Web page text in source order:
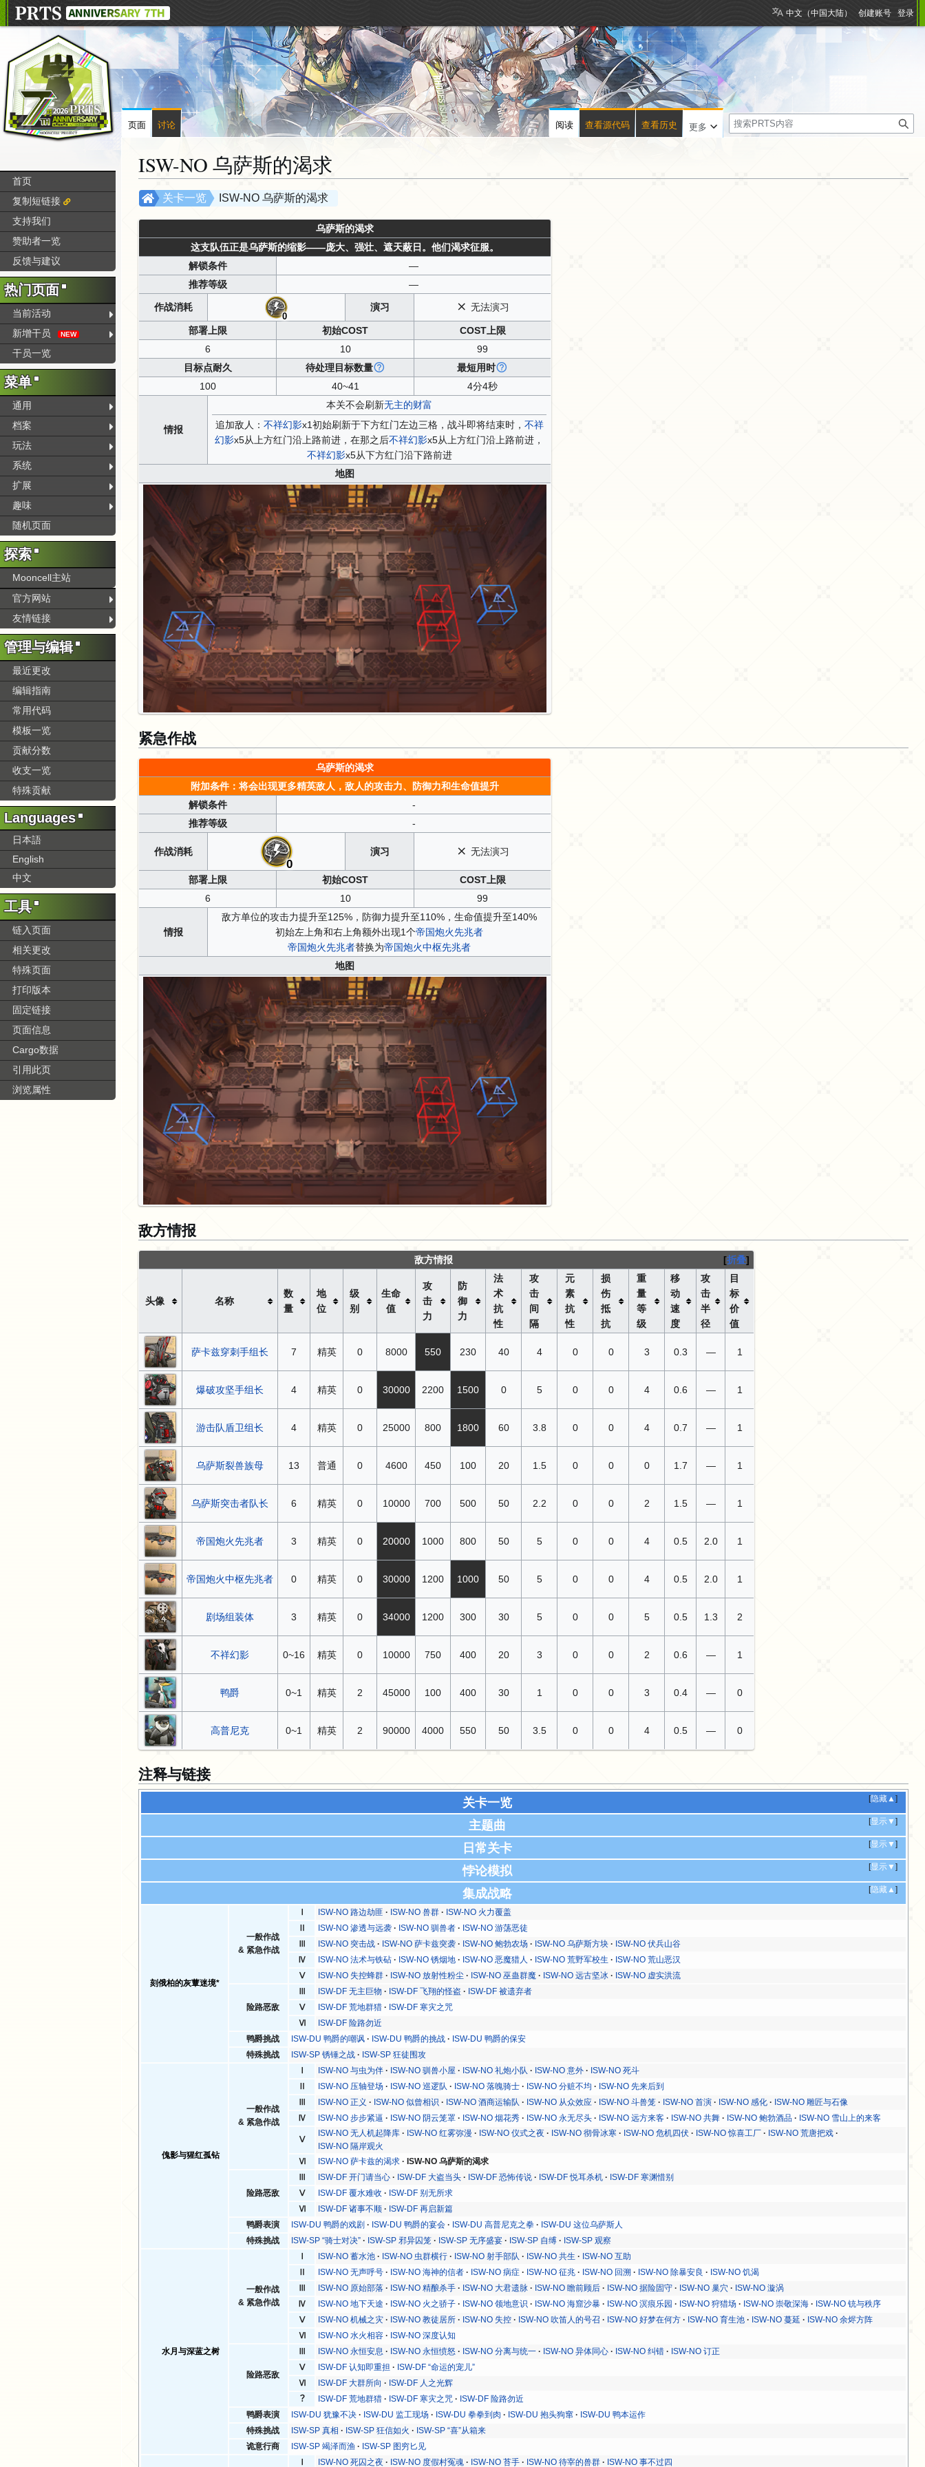
ISW-NO 乌萨斯的渴求
跳
航
跳
索
ISW-NO 乌萨斯的渴求
关卡一览
乌萨斯的渴求
这支队伍正是乌萨斯的缩影——庞大、强壮、遮天蔽日。他们渴求征服。
解锁条件
—
推荐等级
—
作战消耗
0
演习 无法演习
部署上限 初始COST
COST上限
6
10
99
目标点耐久
待处理目标数量
最短用时
100
40~41 4分4秒
情报
本关不会刷新无主的财富
追加敌人： 不祥幻影x1初始刷新于下方红门左边三格，战斗即将结束时， 不祥
幻影x5从上方红门沿上路前进，在那之后不祥幻影x5从上方红门沿上路前进，
不祥幻影x5从下方红门沿下路前进
地图
紧急作战
乌萨斯的渴求
附加条件：将会出现更多精英敌人，敌人的攻击力、防御力和生命值提升
解锁条件
-
推荐等级
-
作战消耗
0
演习 无法演习
部署上限 初始COST
COST上限
6
10 99
情报
敌方单位的攻击力提升至125%，防御力提升至110%，生命值提升至140%
初始左上角和右上角额外出现1个帝国炮火先兆者
帝国炮火先兆者替换为帝国炮火中枢先兆者
地图
敌方情报
折叠
敌方情报
头像 名称
数
量
地
位
级
别
生命
值
攻
击
力
防
御
力
法
术
抗
性
攻
击
间
隔
元
素
抗
性
损
伤
抵
抗
重
量
等
级
移
动
速
度
攻
击
半
径
目
标
价
值
萨卡兹穿刺手组长 7 精英 0 8000 550 230 40 4 0 0 3 0.3 — 1
爆破攻坚手组长 4 精英 0 30000 2200 1500 0 5 0 0 4 0.6 — 1
游击队盾卫组长 4 精英 0 25000 800 1800 60 3.8 0 0 4 0.7 — 1
乌萨斯裂兽族母 13 普通 0 4600 450 100 20 1.5 0 0 0 1.7 — 1
乌萨斯突击者队长 6 精英 0 10000 700 500 50 2.2 0 0 2 1.5 — 1
帝国炮火先兆者 3 精英 0 20000 1000 800 50 5 0 0 4 0.5 2.0 1
帝国炮火中枢先兆者 0 精英 0 30000 1200 1000 50 5 0 0 4 0.5 2.0 1
剧场组装体 3 精英 0 34000 1200 300 30 5 0 0 5 0.5 1.3 2
不祥幻影 0~16 精英 0 10000 750 400 20 3 0 0 2 0.6 — 1
鸭爵 0~1 精英 2 45000 100 400 30 1 0 0 3 0.4 — 0
高普尼克 0~1 精英 2 90000 4000 550 50 3.5 0 0 4 0.5 — 0
注释与链接
[隐藏▲]
关卡一览
[显示▼]
主题曲
[显示▼]
日常关卡
[显示▼]
悖论模拟
[隐藏▲]
集成战略
刻俄柏的灰蕈迷境*
一般作战
& 紧急作战
ISW-NO 路边劫匪 ISW-NO 兽群
ISW-NO 火力覆盖
ISW-NO 渗透与远袭 ISW-NO 驯兽者
ISW-NO 游荡恶徒
ISW-NO 突击战 ISW-NO 萨卡兹突袭 ISW-NO 鲍勃农场 ISW-NO 乌萨斯方块
ISW-NO 伏兵山谷
Ⅳ
ISW-NO 法术与铁砧 ISW-NO 锈烟地 ISW-NO 恶魔猎人 ISW-NO 荒野军校生
ISW-NO 荒山恶汉
Ⅴ
ISW-NO 失控蜂群 ISW-NO 放射性粉尘 ISW-NO 巫蛊群魔 ISW-NO 远古坚冰 ISW-NO 虚实洪流
险路恶敌
ISW-DF 无主巨物 ISW-DF 飞翔的怪盗
ISW-DF 被遗弃者
Ⅴ
ISW-DF 荒地群猎
ISW-DF 寒灾之咒
Ⅵ
ISW-DF 险路勿近
鸭爵挑战
ISW-DU 鸭爵的嘲讽 ISW-DU 鸭爵的挑战
ISW-DU 鸭爵的保安
特殊挑战
ISW-SP 锈锤之战 ISW-SP 狂徒围攻
傀影与猩红孤钻
一般作战
& 紧急作战
ISW-NO 与虫为伴 ISW-NO 驯兽小屋 ISW-NO 礼炮小队 ISW-NO 意外
ISW-NO 死斗
ISW-NO 压轴登场 ISW-NO 巡逻队 ISW-NO 落魄骑士 ISW-NO 分赃不均
ISW-NO 先来后到
ISW-NO 正义 ISW-NO 似曾相识 ISW-NO 酒商运输队 ISW-NO 从众效应 ISW-NO 斗兽笼 ISW-NO 首演 ISW-NO 感化
ISW-NO 雕匠与石像
Ⅳ
ISW-NO 步步紧逼 ISW-NO 阴云笼罩 ISW-NO 烟花秀 ISW-NO 永无尽头 ISW-NO 远方来客 ISW-NO 共舞 ISW-NO 鲍勃酒品 ISW-NO 雪山上的来客
Ⅴ
ISW-NO 无人机起降库 ISW-NO 红雾弥漫 ISW-NO 仪式之夜 ISW-NO 彻骨冰寒 ISW-NO 危机四伏 ISW-NO 惊喜工厂
ISW-NO 荒唐把戏
ISW-NO 隔岸观火
Ⅵ
ISW-NO 萨卡兹的渴求 ISW-NO 乌萨斯的渴求
险路恶敌
ISW-DF 开门请当心 ISW-DF 大盗当头 ISW-DF 恐怖传说 ISW-DF 悦耳杀机
ISW-DF 寒渊惜别
Ⅴ
ISW-DF 覆水难收
ISW-DF 别无所求
Ⅵ
ISW-DF 诸事不顺
ISW-DF 再启新篇
鸭爵表演
ISW-DU 鸭爵的戏剧 ISW-DU 鸭爵的宴会 ISW-DU 高普尼克之拳
ISW-DU 这位乌萨斯人
特殊挑战
ISW-SP “骑士对决” ISW-SP 邪异囚笼 ISW-SP 无序盛宴 ISW-SP 自缚 ISW-SP 观察
水月与深蓝之树
一般作战
& 紧急作战
ISW-NO 蓄水池 ISW-NO 虫群横行 ISW-NO 射手部队 ISW-NO 共生
ISW-NO 互助
ISW-NO 无声呼号 ISW-NO 海神的信者 ISW-NO 病症 ISW-NO 征兆 ISW-NO 回溯 ISW-NO 除暴安良
ISW-NO 饥渴
ISW-NO 原始部落 ISW-NO 精酿杀手 ISW-NO 大君遗脉 ISW-NO 瞻前顾后 ISW-NO 据险固守 ISW-NO 巢穴
ISW-NO 漩涡
Ⅳ
ISW-NO 地下天途 ISW-NO 火之骄子 ISW-NO 领地意识 ISW-NO 海窟沙暴 ISW-NO 溟痕乐园 ISW-NO 狩猎场 ISW-NO 崇敬深海
ISW-NO 铳与秩序
Ⅴ
ISW-NO 机械之灾 ISW-NO 教徒居所 ISW-NO 失控 ISW-NO 吹笛人的号召 ISW-NO 好梦在何方 ISW-NO 育生池 ISW-NO 蔓延
ISW-NO 余烬方阵
Ⅵ
ISW-NO 水火相容 ISW-NO 深度认知
险路恶敌
ISW-NO 永恒安息 ISW-NO 永恒愤怒 ISW-NO 分离与统一 ISW-NO 异体同心 ISW-NO 纠错
ISW-NO 订正
Ⅴ
ISW-DF 认知即重担
ISW-DF “命运的宠儿”
Ⅵ
ISW-DF 大群所向
ISW-DF 人之光辉
？
ISW-DF 荒地群猎 ISW-DF 寒灾之咒
ISW-DF 险路勿近
鸭爵表演
ISW-DU 犹豫不决 ISW-DU 监工现场 ISW-DU 拳拳到肉 ISW-DU 抱头狗窜
ISW-DU 鸭本运作
特殊挑战
ISW-SP 真相 ISW-SP 狂信如火
ISW-SP “喜”从箱来
诡意行商
ISW-SP 竭泽而渔
ISW-SP 图穷匕见
ISW-NO 死囚之夜 ISW-NO 度假村冤魂 ISW-NO 苔手 ISW-NO 待宰的兽群 ISW-NO 事不过四
中文（中国大陆） 创建账号 登录
页面 讨论 阅读 查看源代码 查看历史 更多
搜
索
首页
复制短链接
支持我们
赞助者一览
反馈与建议
热门页面
当前活动
新增干员
NEW
干员一览
菜单
通用
档案
玩法
系统
扩展
趣味
随机页面
探索
Mooncell主站
官方网站
友情链接
管理与编辑
最近更改
编辑指南
常用代码
模板一览
贡献分数
收支一览
特殊贡献
Languages
日本語
English
中文
工具
链入页面
相关更改
特殊页面
打印版本
固定链接
页面信息
Cargo数据
引用此页
浏览属性